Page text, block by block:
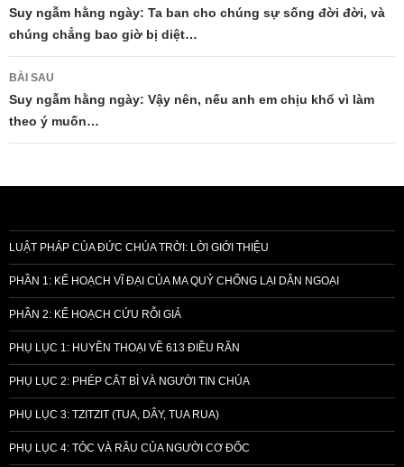
hướng
bài
viết
Suy ngẫm hằng ngày: Ta ban cho chúng sự sống đời đời, và
chúng chẳng bao giờ bị diệt…
BÀI SAU
Suy ngẫm hằng ngày: Vậy nên, nếu anh em chịu khổ vì làm
theo ý muốn…
LUẬT PHÁP CỦA ĐỨC CHÚA TRỜI: LỜI GIỚI THIỆU
PHẦN 1: KẾ HOẠCH VĨ ĐẠI CỦA MA QUỶ CHỐNG LẠI DÂN NGOẠI
PHẦN 2: KẾ HOẠCH CỨU RỖI GIẢ
PHỤ LỤC 1: HUYỀN THOẠI VỀ 613 ĐIỀU RĂN
PHỤ LỤC 2: PHÉP CẮT BÌ VÀ NGƯỜI TIN CHÚA
PHỤ LỤC 3: TZITZIT (TUA, DÂY, TUA RUA)
PHỤ LỤC 4: TÓC VÀ RÂU CỦA NGƯỜI CƠ ĐỐC